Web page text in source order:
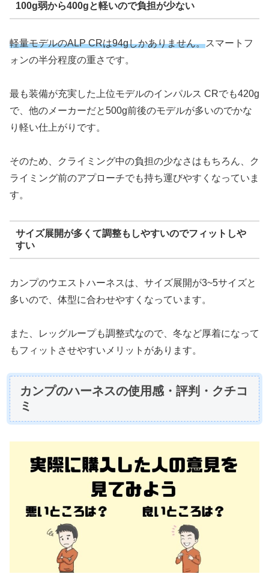
100g弱から400gと軽いので負担が少ない
軽量モデルのALP CRは94gしかありません。スマートフ
ォンの半分程度の重さです。
最も装備が充実した上位モデルのインパルス CRでも420g
で、他のメーカーだと500g前後のモデルが多いのでかな
り軽い仕上がりです。
そのため、クライミング中の負担の少なさはもちろん、ク
ライミング前のアプローチでも持ち運びやすくなっていま
す。
サイズ展開が多くて調整もしやすいのでフィットしや
すい
カンプのウエストハーネスは、サイズ展開が3~5サイズと
多いので、体型に合わせやすくなっています。
また、レッグループも調整式なので、冬など厚着になって
もフィットさせやすいメリットがあります。
カンプのハーネスの使用感・評判・クチコ
ミ